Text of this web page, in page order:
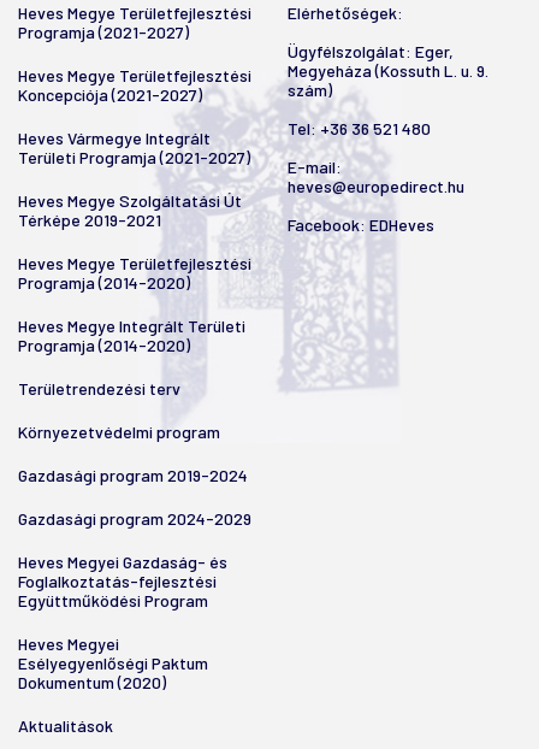
Heves Megye Területfejlesztési
Programja (2021-2027)
Heves Megye Területfejlesztési
Koncepciója (2021-2027)
Heves Vármegye Integrált
Területi Programja (2021-2027)
Heves Megye Szolgáltatási Út
Térképe 2019-2021
Heves Megye Területfejlesztési
Programja (2014-2020)
Heves Megye Integrált Területi
Programja (2014-2020)
Területrendezési terv
Környezetvédelmi program
Gazdasági program 2019-2024
Gazdasági program 2024-2029
Heves Megyei Gazdaság- és
Foglalkoztatás-fejlesztési
Együttműködési Program
Heves Megyei
Esélyegyenlőségi Paktum
Dokumentum (2020)
Aktualitások
Elérhetőségek:
Ügyfélszolgálat: Eger,
Megyeháza (Kossuth L. u. 9.
szám)
Tel:+36 36 521 480
E-mail:
heves@europedirect.hu
Facebook: EDHeves